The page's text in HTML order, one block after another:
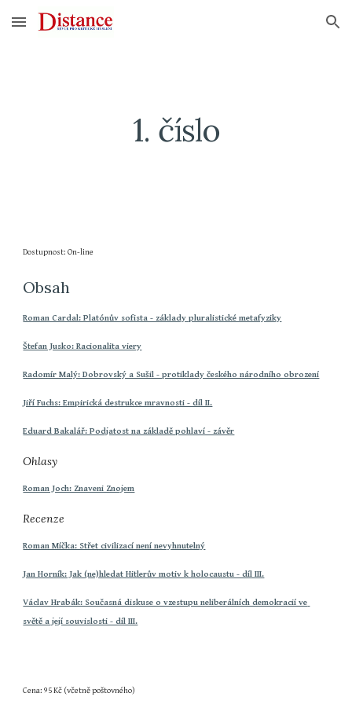
Skip to main content Skip to navigation
1. číslo
Dostupnost: On-line
Obsah
Roman Cardal: Platónův sofista - základy pluralistické metafyziky
Štefan Jusko: Racionalita viery
Radomír Malý: Dobrovský a Sušil - protiklady českého národního obrození
Jiří Fuchs: Empirická destrukce mravnosti - díl II.
Eduard Bakalář: Podjatost na základě pohlaví - závěr
Ohlasy
Roman Joch: Znaveni Znojem
Recenze
Roman Míčka: Střet civilizací není nevyhnutelný
Jan Horník: Jak (ne)hledat Hitlerův motiv k holocaustu - díl III.
Václav Hrabák: Současná diskuse o vzestupu neliberálních demokracií ve
světě a její souvislosti - díl III.
Cena: 95 Kč (včetně poštovného)